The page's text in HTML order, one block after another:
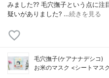
みました?? 毛穴撫子という点に
疑いがありました? …続きを見る
毛穴撫子(ケアナナデシコ)
お米のマスク <シートマス